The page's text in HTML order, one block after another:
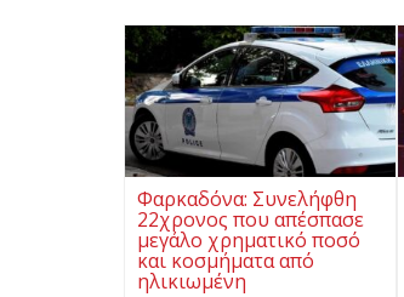
Φαρκαδόνα: Συνελήφθη
22χρονος που απέσπασε
μεγάλο χρηματικό ποσό
και κοσμήματα από
ηλικιωμένη